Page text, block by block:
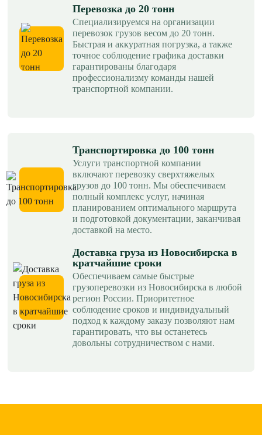
Перевозка до 20 тонн
Специализируемся на организации
перевозок грузов весом до 20 тонн.
Быстрая и аккуратная погрузка, а также
точное соблюдение графика доставки
гарантированы благодаря
профессионализму команды нашей
транспортной компании.
Транспортировка до 100 тонн
Услуги транспортной компании
включают перевозку сверхтяжелых
грузов до 100 тонн. Мы обеспечиваем
полный комплекс услуг, начиная
планированием оптимального маршрута
и подготовкой документации, заканчивая
доставкой на место.
Доставка груза из Новосибирска в
кратчайшие сроки
Обеспечиваем самые быстрые
грузоперевозки из Новосибирска в любой
регион России. Приоритетное
соблюдение сроков и индивидуальный
подход к каждому заказу позволяют нам
гарантировать, что вы останетесь
довольны сотрудничеством с нами.